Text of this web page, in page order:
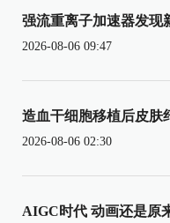
强流重离子加速器发现
2026-08-06 09:47
造血干细胞移植后皮肤
2026-08-06 02:30
AIGC时代 动画还是原